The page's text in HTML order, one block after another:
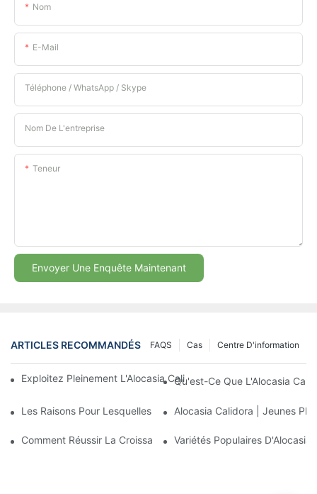
Nom
E-Mail
Téléphone / WhatsApp / Skype
Nom De L'entreprise
Teneur
Envoyer Une Enquête Maintenant
ARTICLES RECOMMANDÉS Centre D'information
Cas
FAQS
Exploitez Pleinement L'Alocasia Calidora Pour Dynamiser Votre
Qu'est-Ce Que L'Alocasia
Les Raisons Pour Lesquelles Nous Aimons L'alocasia Calidora
Alocasia Calidora | Jeunes
Comment Réussir La Croissance De Jeunes Plants D'Aglaonema
Variétés Populaires